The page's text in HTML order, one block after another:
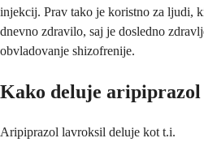
injekcij. Prav tako je koristno za ljudi,
dnevno zdravilo, saj je dosledno
obvladovanje shizofrenije.
Kako deluje
Aripiprazol lavroksil deluje kot t.i.